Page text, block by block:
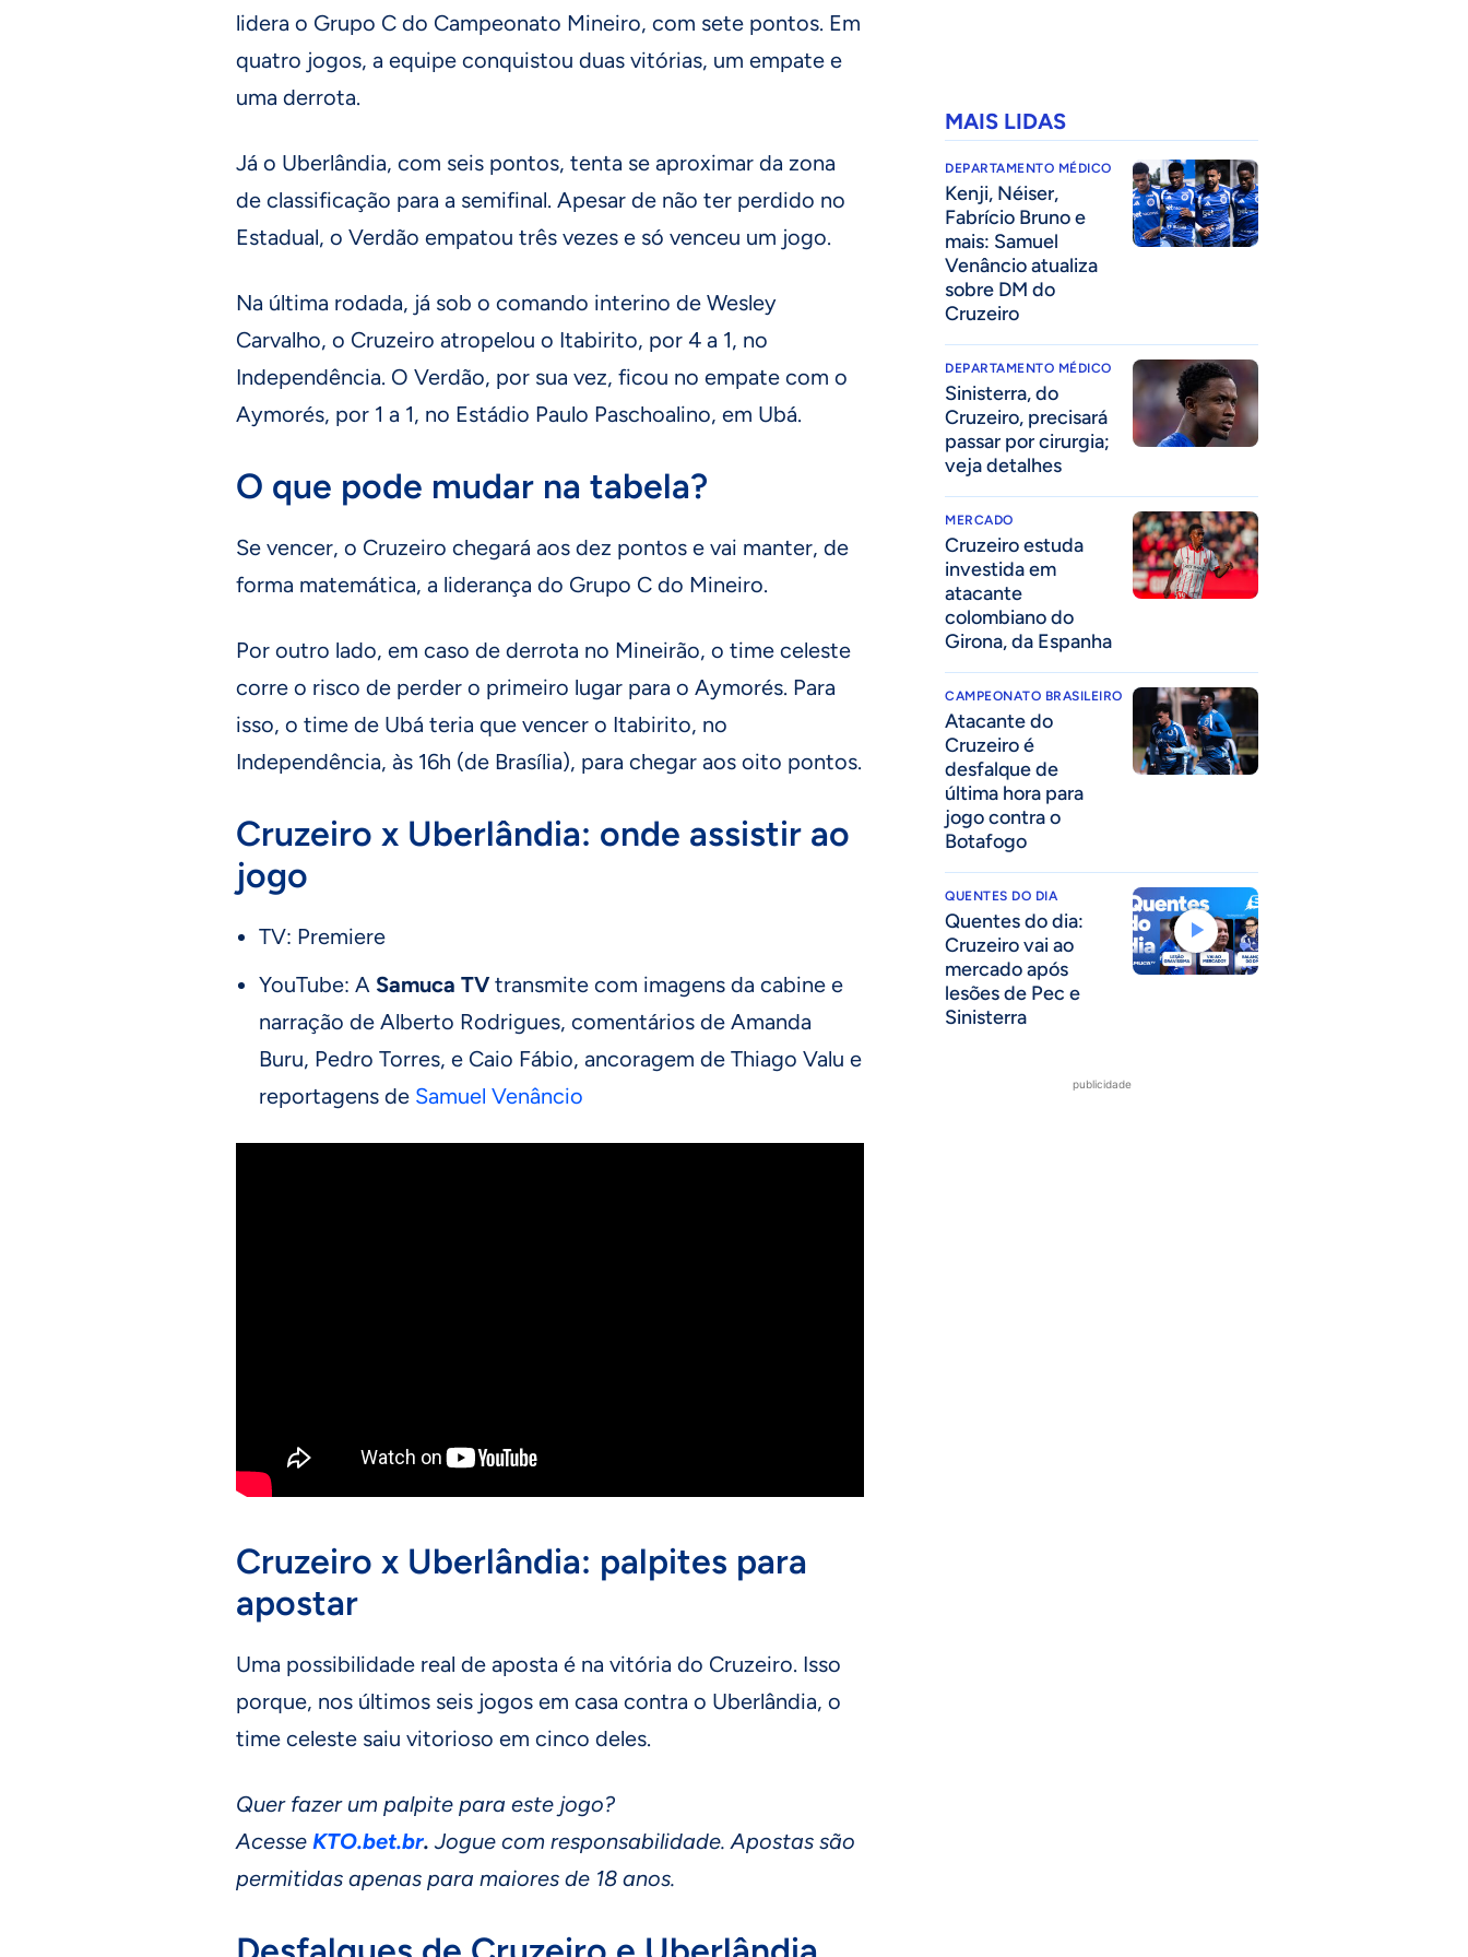
lidera o Grupo C do Campeonato Mineiro, com sete pontos. Em
quatro jogos, a equipe conquistou duas vitórias, um empate e
uma derrota.
Já o Uberlândia, com seis pontos, tenta se aproximar da zona
de classificação para a semifinal. Apesar de não ter perdido no
Estadual, o Verdão empatou três vezes e só venceu um jogo.
Na última rodada, já sob o comando interino de Wesley
Carvalho, o Cruzeiro atropelou o Itabirito, por 4 a 1, no
Independência. O Verdão, por sua vez, ficou no empate com o
Aymorés, por 1 a 1, no Estádio Paulo Paschoalino, em Ubá.
O que pode mudar na tabela?
Se vencer, o Cruzeiro chegará aos dez pontos e vai manter, de
forma matemática, a liderança do Grupo C do Mineiro.
Por outro lado, em caso de derrota no Mineirão, o time celeste
corre o risco de perder o primeiro lugar para o Aymorés. Para
isso, o time de Ubá teria que vencer o Itabirito, no
Independência, às 16h (de Brasília), para chegar aos oito pontos.
Cruzeiro x Uberlândia: onde assistir ao
jogo
TV: Premiere
YouTube: A Samuca TVtransmite com imagens da cabine e
narração de Alberto Rodrigues, comentários de Amanda
Buru, Pedro Torres, e Caio Fábio, ancoragem de Thiago Valu e
reportagens de Samuel Venâncio
Cruzeiro x Uberlândia: palpites para
apostar
Uma possibilidade real de aposta é na vitória do Cruzeiro. Isso
porque, nos últimos seis jogos em casa contra o Uberlândia, o
time celeste saiu vitorioso em cinco deles.
Quer fazer um palpite para este jogo?
Acesse KTO.bet.br. Jogue com responsabilidade. Apostas são
permitidas apenas para maiores de 18 anos.
MAIS LIDAS
DEPARTAMENTO MÉDICO
Kenji, Néiser,
Fabrício Bruno e
mais: Samuel
Venâncio atualiza
sobre DM do
Cruzeiro
DEPARTAMENTO MÉDICO
Sinisterra, do
Cruzeiro, precisará
passar por cirurgia;
veja detalhes
MERCADO
Cruzeiro estuda
investida em
atacante
colombiano do
Girona, da Espanha
CAMPEONATO BRASILEIRO
Atacante do
Cruzeiro é
desfalque de
última hora para
jogo contra o
Botafogo
QUENTES DO DIA
Quentes do dia:
Cruzeiro vai ao
mercado após
lesões de Pec e
Sinisterra
publicidade